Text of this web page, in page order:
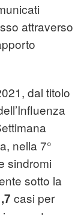
attraverso
dal titolo
nella 7°
sindromi
sotto la
casi per